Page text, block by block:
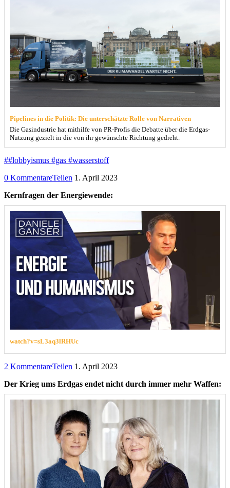
Pipelines in die Politik: Die unterschätzte Rolle von Narrativen
Die Gasindustrie hat mithilfe von PR-Profis die Debatte über die Erdgas-
Nutzung gezielt in die von ihr gewünschte Richtung gedreht.
##lobbyismus #gas #wasserstoff
0 KommentareTeilen 1. April 2023
Kernfragen der Energiewende:
watch?v=sL3aq3lRHUc
2 KommentareTeilen 1. April 2023
Der Krieg ums Erdgas endet nicht durch immer mehr Waffen: